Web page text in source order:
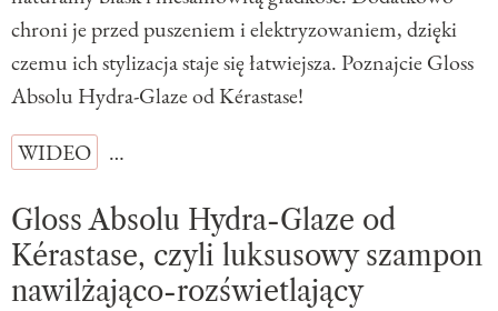
chroni je przed puszeniem i elektryzowaniem, dzięki
czemu ich stylizacja staje się łatwiejsza. Poznajcie Gloss
Absolu Hydra-Glaze od Kérastase!
WIDEO
…
Gloss Absolu Hydra-Glaze od
Kérastase, czyli luksusowy szampon
nawilżająco-rozświetlający